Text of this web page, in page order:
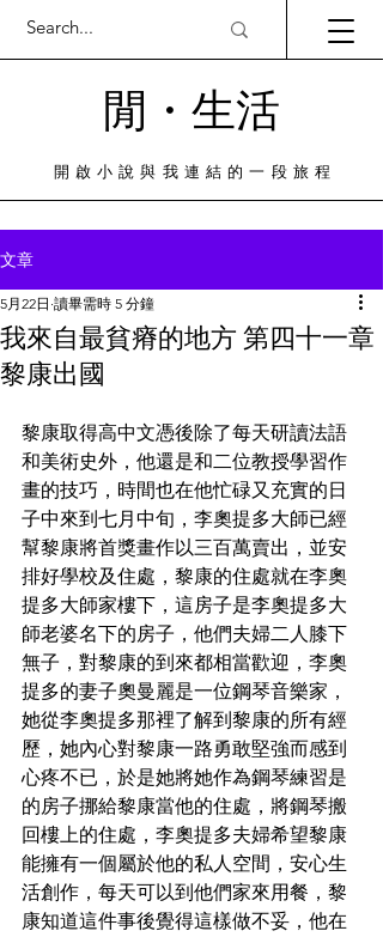
閒・​生活
​開啟小說與我連結的一段旅程
文章
我來自最貧瘠的地方 第四十一章
黎康出國
5月22日 讀畢需時 5 分鐘
黎康取得高中文憑後除了每天研讀法語
和美術史外，他還是和二位教授學習作
畫的技巧，時間也在他忙碌又充實的日
子中來到七月中旬，李奧提多大師已經
幫黎康將首獎畫作以三百萬賣出，並安
排好學校及住處，黎康的住處就在李奧
提多大師家樓下，這房子是李奧提多大
師老婆名下的房子，他們夫婦二人膝下
無子，對黎康的到來都相當歡迎，李奧
提多的妻子奧曼麗是一位鋼琴音樂家，
她從李奧提多那裡了解到黎康的所有經
歷，她內心對黎康一路勇敢堅強而感到
心疼不已，於是她將她作為鋼琴練習是
的房子挪給黎康當他的住處，將鋼琴搬
回樓上的住處，李奧提多夫婦希望黎康
能擁有一個屬於他的私人空間，安心生
活創作，每天可以到他們家來用餐，黎
康知道這件事後覺得這樣做不妥，他在